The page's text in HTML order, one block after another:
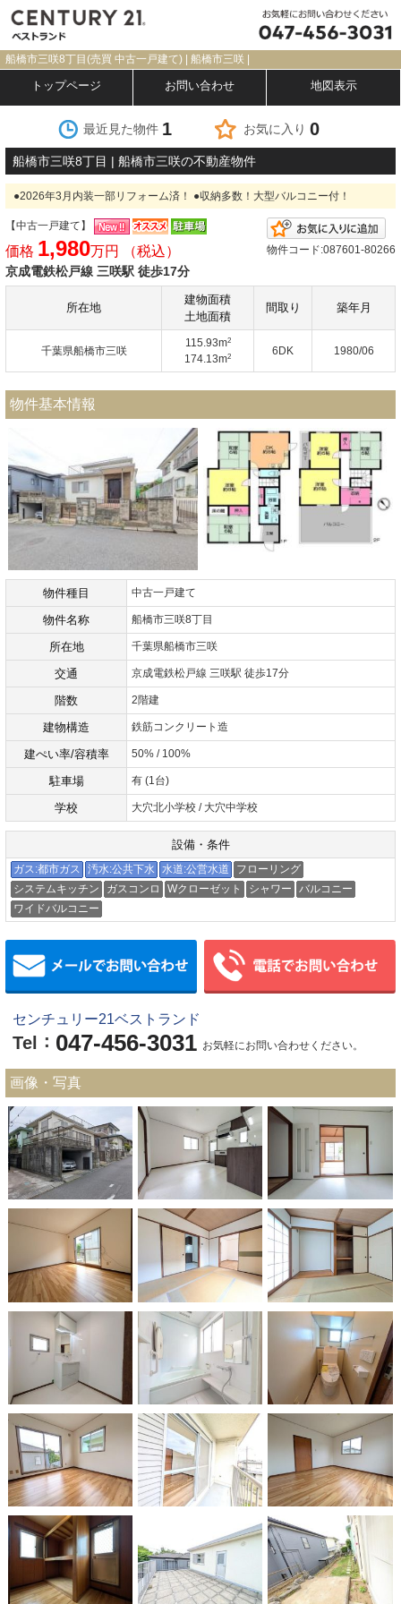
船橋市三咲8丁目(売買 中古一戸建て) | 船橋市三咲 |
トップページ お問い合わせ 地図表示
最近見た物件 1 お気に入り 0
船橋市三咲8丁目 | 船橋市三咲の不動産物件
●2026年3月内装一部リフォーム済！ ●収納多数！大型バルコニー付！
【中古一戸建て】
価格 1,980万円 （税込）
京成電鉄松戸線 三咲駅 徒歩17分
物件コード:087601-80266
所在地
建物面積
土地面積
間取り 築年月
千葉県船橋市三咲
115.93m2
174.13m2 6DK 1980/06
物件基本情報
物件種目 中古一戸建て
物件名称 船橋市三咲8丁目
所在地 千葉県船橋市三咲
交通 京成電鉄松戸線 三咲駅 徒歩17分
階数 2階建
建物構造 鉄筋コンクリート造
建ぺい率/容積率 50% / 100%
駐車場 有 (1台)
学校 大穴北小学校 / 大穴中学校
設備・条件
ガス:都市ガス 汚水:公共下水 水道:公営水道
フローリング
システムキッチン
ガスコンロ Wクローゼット シャワー
バルコニー
ワイドバルコニー
メールでお問い合わせ
センチュリー21ベストランド
Tel ： 047-456-3031 お気軽にお問い合わせください。
画像・写真